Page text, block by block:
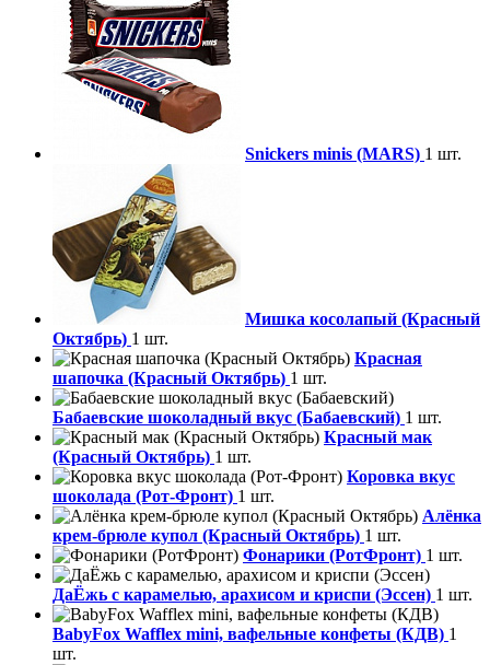
Snickers minis (MARS) 1 шт.
Мишка косолапый (Красный
Октябрь) 1 шт.
Красная
шапочка (Красный Октябрь) 1 шт.
Бабаевские шоколадный вкус (Бабаевский) 1 шт.
Красный мак
(Красный Октябрь) 1 шт.
Коровка вкус
шоколада (Рот-Фронт) 1 шт.
Алёнка
крем-брюле купол (Красный Октябрь) 1 шт.
Фонарики (РотФронт) 1 шт.
ДаЁжь с карамелью, арахисом и криспи (Эссен) 1 шт.
BabyFox Wafflex mini, вафельные конфеты (КДВ) 1
шт.